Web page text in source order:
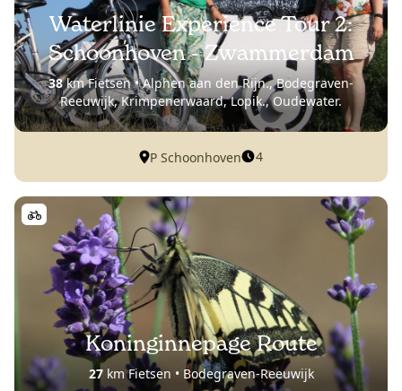
Waterlinie Experience Tour 2:
Schoonhoven - Zwammerdam
38km Fietsen • Alphen aan den Rijn., Bodegraven-
Reeuwijk, Krimpenerwaard, Lopik., Oudewater.
P Schoonhoven 4
Koninginnepage Route
27km Fietsen • Bodegraven-Reeuwijk